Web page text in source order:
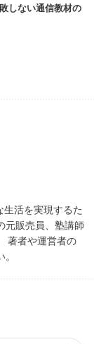
しない通信教材の
生活を実現するた
元販売員、塾講師
著者や運営者の